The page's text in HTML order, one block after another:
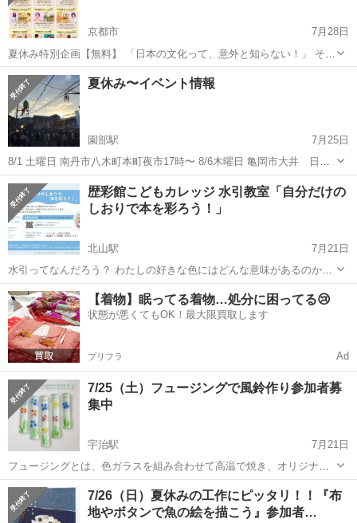
京都市
7月28日
夏休み特別企画【無料】 「日本の文化って、意外と知らない！」 そん
な発見を、クイズで楽しく体験しませんか？ Waごころ寺子屋では、
・敬語・書道・お茶・忍術・合氣・養生・柔 ・雅楽・落語・編文・英
伝・神話・...
京都 京都市 ワークショップ オンライン
夏休み〜イベント情報
園部駅
7月25日
8/1 土曜日 南丹市八木町本町夜市17時〜 8/6木曜日 亀岡市大井 日産
大井北店さん 8/8土曜日 南丹市園部町 seedsマルシェ めだかすくい
やすくいーずやりますー 夏休みの思い出の1ページに 遊びに来て下さ
い
京都 南丹市 園部駅 ワークショップ イベント情報
歴彩館こどもカレッジ 水引教室「自分だけの
しおりで本を彩ろう！」
北山駅
7月21日
水引ってなんだろう？ わたしの好きな色にはどんな意味があるのか
な？ 水引の結びや歴史、色の持つ意味にふれながら、自分だけのしお
りをつくりま
す。
...
京都 京都市 北山駅 ワークショップ 水引
【着物】眠ってる着物…処分に困ってる😢
状態が悪くてもOK！最大限買取します
プリフラ Ad
7/25（土）フュージングで風鈴作り参加者募
集中
宇治駅
7月21日
フュージングとは、色ガラスを組み合わせて高温で焼き、オリジナル
の模様を作るガラス工芸です。風鈴に好きな模様をつけて、自分だけ
の作品を作りましょう。 風鈴は使わなくなった窓ガラスを利用してい
ます。模様には廃ビンを使います。 ...
京都 宇治市 宇治駅 ワークショップ 風鈴
7/26（日）夏休みの工作にピッタリ！！『布
地やボタンで魚の絵を描こう』参加者…